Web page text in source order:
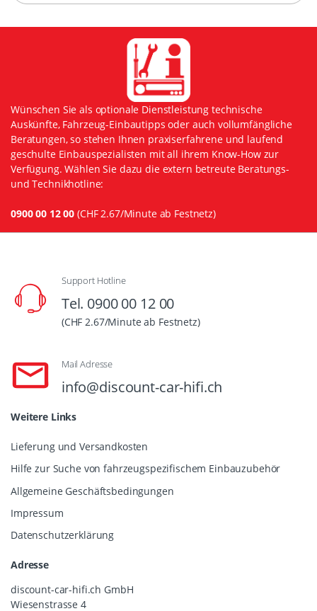
Wünschen Sie als optionale Dienstleistung technische
Auskünfte, Fahrzeug-Einbautipps oder auch vollumfängliche
Beratungen, so stehen Ihnen praxiserfahrene und laufend
geschulte Einbauspezialisten mit all ihrem Know-How zur
Verfügung. Wählen Sie dazu die extern betreute Beratungs-
und Technikhotline:
0900 00 12 00 (CHF 2.67/Minute ab Festnetz)
Support Hotline
Tel. 0900 00 12 00
(CHF 2.67/Minute ab Festnetz)
Mail Adresse
info@discount-car-hifi.ch
Weitere Links
Lieferung und Versandkosten
Hilfe zur Suche von fahrzeugspezifischem Einbauzubehör
Allgemeine Geschäftsbedingungen
Impressum
Datenschutzerklärung
Adresse
discount-car-hifi.ch GmbH
Wiesenstrasse 4